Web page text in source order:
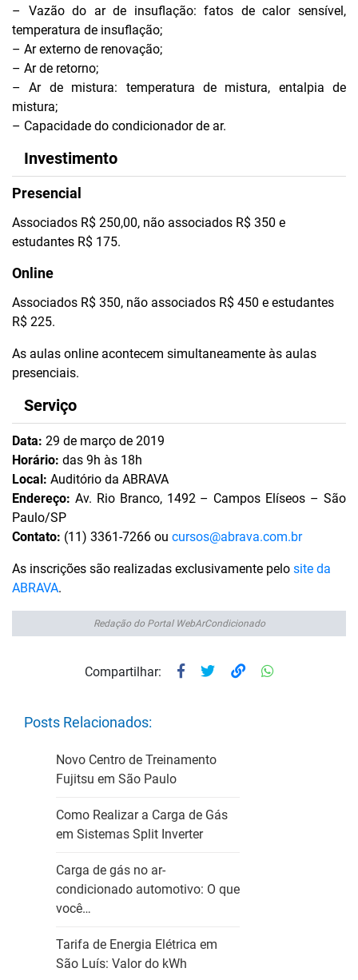
– Vazão do ar de insuflação: fatos de calor sensível,
temperatura de insuflação;
– Ar externo de renovação;
– Ar de retorno;
– Ar de mistura: temperatura de mistura, entalpia de
mistura;
– Capacidade do condicionador de ar.
Investimento
Presencial
Associados R$ 250,00, não associados R$ 350 e
estudantes R$ 175.
Online
Associados R$ 350, não associados R$ 450 e estudantes
R$ 225.
As aulas online acontecem simultaneamente às aulas
presenciais.
Serviço
Data: 29 de março de 2019
Horário: das 9h às 18h
Local: Auditório da ABRAVA
Endereço: Av. Rio Branco, 1492 – Campos Elíseos – São
Paulo/SP
Contato: (11) 3361-7266 ou cursos@abrava.com.br
As inscrições são realizadas exclusivamente pelo site da
ABRAVA.
Redação do Portal WebArCondicionado
Compartilhar:
Posts Relacionados:
Novo Centro de Treinamento
Fujitsu em São Paulo
Como Realizar a Carga de Gás
em Sistemas Split Inverter
Carga de gás no ar-
condicionado automotivo: O que
você…
Tarifa de Energia Elétrica em
São Luís: Valor do kWh